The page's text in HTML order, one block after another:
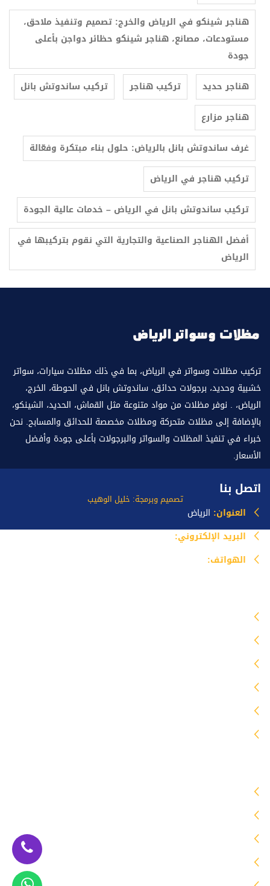
هناجر شينكو في الرياض والخرج: تصميم وتنفيذ ملاحق،
مستودعات، مصانع، هناجر شينكو حظائر دواجن بأعلى
جودة
هناجر حديد
تركيب هناجر
تركيب ساندوتش بانل
هناجر مزارع
غرف ساندوتش بانل بالرياض: حلول بناء مبتكرة وفعّالة
ترکیب هناجر في الرياض
تركيب ساندوتش بانل في الرياض – خدمات عالية الجودة
أفضل الهناجر الصناعية والتجارية التي نقوم بتركيبها في
الرياض
تركيب مظلات وسواتر في الرياض، بما في ذلك مظلات سيارات، سواتر
خشبية وحديد، برجولات حدائق، ساندوتش بانل في الحوطة، الخرج،
الرياض، . نوفر مظلات من مواد متنوعة مثل القماش، الحديد، الشينكو،
بالإضافة إلى مظلات متحركة ومظلات مخصصة للحدائق والمسابح. نحن
خبراء في تنفيذ المظلات والسواتر والبرجولات بأعلى جودة وأفضل
الأسعار.
اتصل بنا
العنوان: الرياض
البريد الإلكتروني:
الهواتف:
تصميم وبرمجة: خليل الوهيب